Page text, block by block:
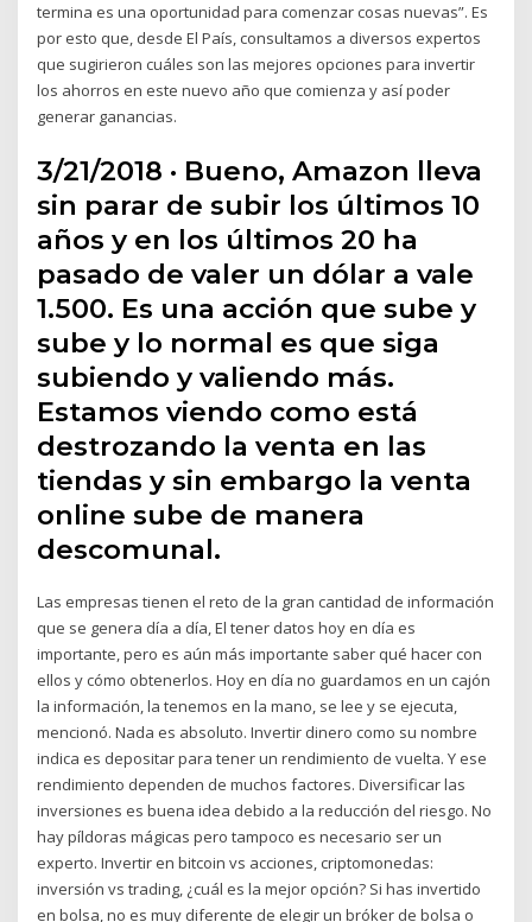
termina es una oportunidad para comenzar cosas nuevas”. Es
por esto que, desde El País, consultamos a diversos expertos
que sugirieron cuáles son las mejores opciones para invertir
los ahorros en este nuevo año que comienza y así poder
generar ganancias.
3/21/2018 · Bueno, Amazon lleva
sin parar de subir los últimos 10
años y en los últimos 20 ha
pasado de valer un dólar a vale
1.500. Es una acción que sube y
sube y lo normal es que siga
subiendo y valiendo más.
Estamos viendo como está
destrozando la venta en las
tiendas y sin embargo la venta
online sube de manera
descomunal.
Las empresas tienen el reto de la gran cantidad de información
que se genera día a día, El tener datos hoy en día es
importante, pero es aún más importante saber qué hacer con
ellos y cómo obtenerlos. Hoy en día no guardamos en un cajón
la información, la tenemos en la mano, se lee y se ejecuta,
mencionó. Nada es absoluto. Invertir dinero como su nombre
indica es depositar para tener un rendimiento de vuelta. Y ese
rendimiento dependen de muchos factores. Diversificar las
inversiones es buena idea debido a la reducción del riesgo. No
hay píldoras mágicas pero tampoco es necesario ser un
experto. Invertir en bitcoin vs acciones, criptomonedas:
inversión vs trading, ¿cuál es la mejor opción? Si has invertido
en bolsa, no es muy diferente de elegir un bróker de bolsa o